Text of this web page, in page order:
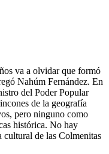
va a olvidar que formó
Nahúm Fernández. En
del Poder Popular
de la geografía
pero ninguno como
histórica. No hay
cultural de las Colmenitas